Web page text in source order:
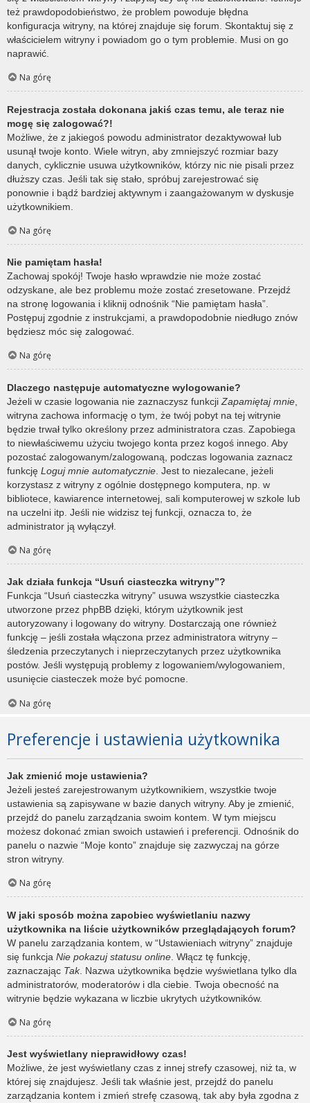
też prawdopodobieństwo, że problem powoduje błędna
konfiguracja witryny, na której znajduje się forum. Skontaktuj się z
właścicielem witryny i powiadom go o tym problemie. Musi on go
naprawić.
Na górę
Rejestracja została dokonana jakiś czas temu, ale teraz nie
mogę się zalogować?!
Możliwe, że z jakiegoś powodu administrator dezaktywował lub
usunął twoje konto. Wiele witryn, aby zmniejszyć rozmiar bazy
danych, cyklicznie usuwa użytkowników, którzy nic nie pisali przez
dłuższy czas. Jeśli tak się stało, spróbuj zarejestrować się
ponownie i bądź bardziej aktywnym i zaangażowanym w dyskusje
użytkownikiem.
Na górę
Nie pamiętam hasła!
Zachowaj spokój! Twoje hasło wprawdzie nie może zostać
odzyskane, ale bez problemu może zostać zresetowane. Przejdź
na stronę logowania i kliknij odnośnik “Nie pamiętam hasła”.
Postępuj zgodnie z instrukcjami, a prawdopodobnie niedługo znów
będziesz móc się zalogować.
Na górę
Dlaczego następuje automatyczne wylogowanie?
Jeżeli w czasie logowania nie zaznaczysz funkcji Zapamiętaj mnie
witryna zachowa informację o tym, że twój pobyt na tej witrynie
będzie trwał tylko określony przez administratora czas. Zapobiega
to niewłaściwemu użyciu twojego konta przez kogoś innego. Aby
pozostać zalogowanym/zalogowaną, podczas logowania zaznacz
funkcję Loguj mnie automatycznie . Jest to niezalecane, jeżeli
korzystasz z witryny z ogólnie dostępnego komputera, np. w
bibliotece, kawiarence internetowej, sali komputerowej w szkole lub
na uczelni itp. Jeśli nie widzisz tej funkcji, oznacza to, że
administrator ją wyłączył.
Na górę
Jak działa funkcja “Usuń ciasteczka witryny”?
Funkcja “Usuń ciasteczka witryny” usuwa wszystkie ciasteczka
utworzone przez phpBB dzięki, którym użytkownik jest
autoryzowany i logowany do witryny. Dostarczają one również
funkcję – jeśli została włączona przez administratora witryny –
śledzenia przeczytanych i nieprzeczytanych przez użytkownika
postów. Jeśli występują problemy z logowaniem/wylogowaniem,
usunięcie ciasteczek może być pomocne.
Na górę
Preferencje i ustawienia użytkownika
Jak zmienić moje ustawienia?
Jeżeli jesteś zarejestrowanym użytkownikiem, wszystkie twoje
ustawienia są zapisywane w bazie danych witryny. Aby je zmienić,
przejdź do panelu zarządzania swoim kontem. W tym miejscu
możesz dokonać zmian swoich ustawień i preferencji. Odnośnik do
panelu o nazwie “Moje konto” znajduje się zazwyczaj na górze
stron witryny.
Na górę
W jaki sposób można zapobiec wyświetlaniu nazwy
użytkownika na liście użytkowników przeglądających forum?
W panelu zarządzania kontem, w “Ustawieniach witryny” znajduje
się funkcja Nie pokazuj statusu online . Włącz tę funkcję,
zaznaczając Tak. Nazwa użytkownika będzie wyświetlana tylko dla
administratorów, moderatorów i dla ciebie. Twoja obecność na
witrynie będzie wykazana w liczbie ukrytych użytkowników.
Na górę
Jest wyświetlany nieprawidłowy czas!
Możliwe, że jest wyświetlany czas z innej strefy czasowej, niż ta, w
której się znajdujesz. Jeśli tak właśnie jest, przejdź do panelu
zarządzania kontem i zmień strefę czasową, tak aby była zgodna z